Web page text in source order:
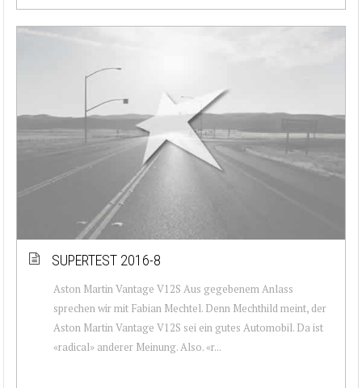
SUPERTEST 2016-8
Aston Martin Vantage V12S Aus gegebenem Anlass
sprechen wir mit Fabian Mechtel. Denn Mechthild meint, der
Aston Martin Vantage V12S sei ein gutes Automobil. Da ist
«radical» anderer Meinung. Also. «r...